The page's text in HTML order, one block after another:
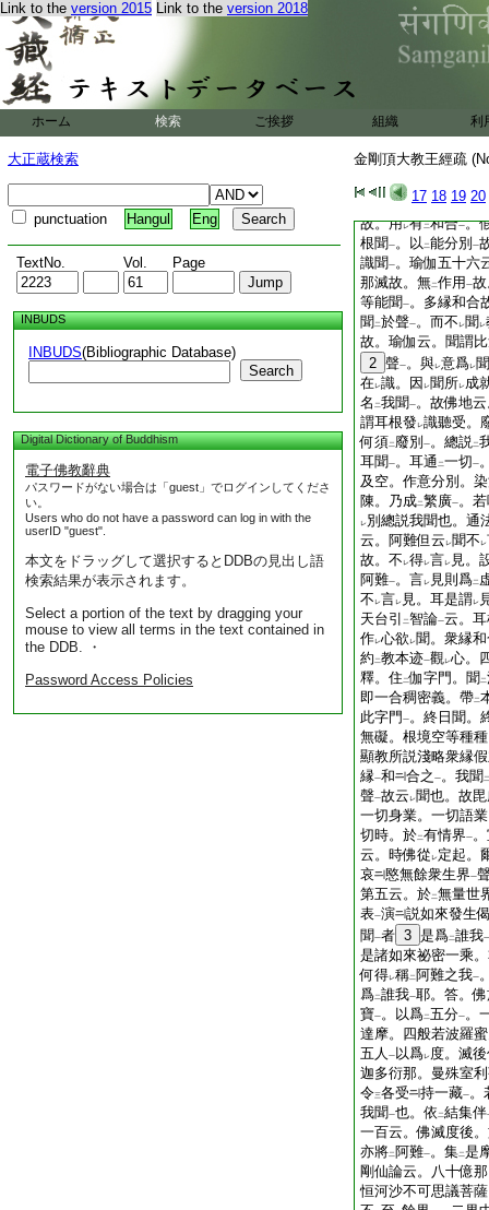
Link to the version 2015 Link to the version 2018
ホーム 検索 ご挨拶 組織 利
大正蔵検索
punctuation Hangul Eng
TextNo. Vol. Page
INBUDS
INBUDS(Bibliographic Database)
Search
Digital Dictionary of Buddhism
電子佛教辭典
パスワードがない場合は「guest」でログインしてくださ
い。
Users who do not have a password can log in with the
userID "guest".
本文をドラッグして選択するとDDBの見出し語
検索結果が表示されます。
Select a portion of the text by dragging your
mouse to view all terms in the text contained in
the DDB. ・
Password Access Policies
金剛頂大教王經疏
17 18 19 20
聲事。從 二多
一法能聞 聲。
聲。識亦無色
覺亦無 レ根故
縁一。得 聲。以レ
レ識。法救尊者。識
説。心心所和合能
耳能聞 。亦非
故。用レ有二和合一。
根聞一。以 二能分別 一
識聞一。瑜伽五十六
那滅故。無二作用 一
等能聞一。多縁和合
聞 二於聲一。而不 レ聞 レ
故。瑜伽云。聞謂
2 聲一。與レ意爲レ
在レ識。因 レ聞所レ成
名 二我聞一。故佛地
謂耳根發 レ識聽受。
何須二 廢別 一。總説二
耳聞一。耳通 二一切一
及空。作意分別。
陳。乃成二繁廣一。
レ別總説我聞也。通
云。阿難但云 レ聞不 レ
故。不 レ得レ言レ 見。
阿難一。言レ 見則爲二
不 レ言レ 見。耳是謂レ
天台引
二智論一云。
作レ心欲 レ聞。衆縁
約 二教本迹一觀レ心。
釋。住 二伽字門。聞 二
即一合稠密義。帶二
此字門 一。終日聞。
無礙。根境空等種
顯教所説淺略衆縁
縁一和 合之 一。我聞 二
聲一故云 レ聞也。故
一切身業。一切語
切時。於二有情界一
云。時佛從 レ定起。
哀
愍無餘衆生界一
第五云。於二無量世
表一演
説如來發生
聞一者 3 是爲二誰我一
是諸如來祕密一乘
何得レ稱二 阿難之我一
爲二誰我一耶。答。
寶一。以爲二五分一。
達摩。四般若波羅
五人 一 以爲レ度。滅
迦多衍那。曼殊室
令三各受 持一藏一。
我聞一也。依 二結集伴
一百云。佛滅度後
亦將二 阿難一。集二是
剛仙論云。八十億
恒河沙不可思議菩